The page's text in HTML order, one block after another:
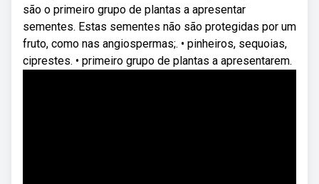
são o primeiro grupo de plantas a apresentar
sementes. Estas sementes não são protegidas por um
fruto, como nas angiospermas;. • pinheiros, sequoias,
ciprestes. • primeiro grupo de plantas a apresentarem.